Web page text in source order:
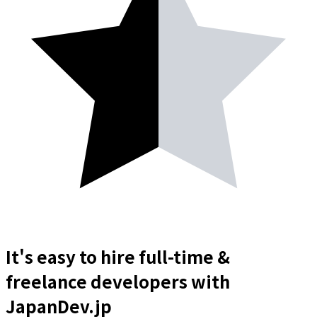
It's easy to hire full-time &
freelance developerswith
JapanDev.jp